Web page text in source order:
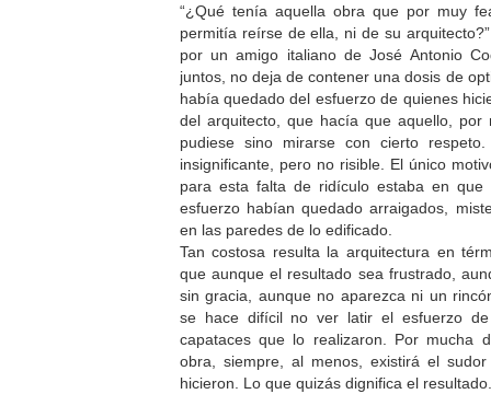
“¿Qué tenía aquella obra que por muy
permitía reírse de ella, ni de su
por un amigo italiano de José Antonio
juntos, no deja de contener una dosis de
había quedado del esfuerzo de quienes
del arquitecto, que hacía que aquello, por
pudiese sino mirarse con cierto
insignificante, pero no risible. El único
para esta falta de ridículo estaba en
esfuerzo habían quedado arraigados,
en las paredes de lo edificado.
Tan costosa resulta la arquitectura en
que aunque el resultado sea frustrado,
sin gracia, aunque no aparezca ni un
se hace difícil no ver latir el esfuerzo
capataces que lo realizaron. Por mucha
obra, siempre, al menos, existirá el
hicieron. Lo que quizás dignifica el resultado.